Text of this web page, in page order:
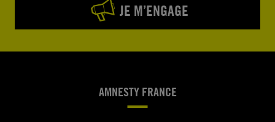
JE M’ENGAGE
AMNESTY FRANCE